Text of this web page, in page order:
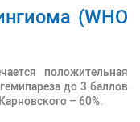
по
ГОУ ДПO
академия
Росздрава» (г.
(WHO
положительная
до 3 баллов
– 60%.